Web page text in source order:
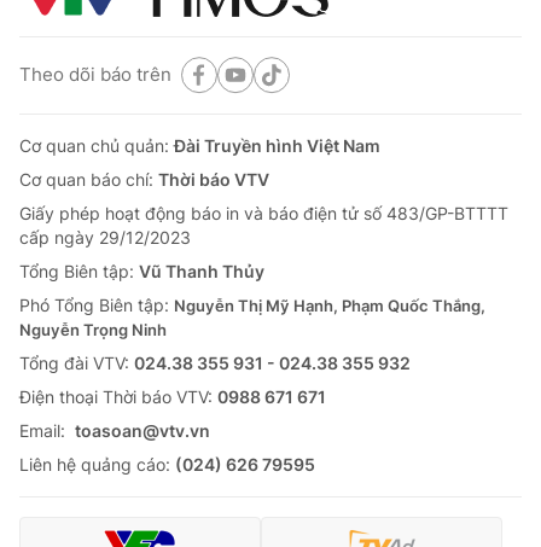
Theo dõi báo trên
Cơ quan chủ quản:Đài Truyền hình Việt Nam
Cơ quan báo chí: Thời báo VTV
Giấy phép hoạt động báo in và báo điện tử số 483/GP-BTTTT
cấp ngày 29/12/2023
Tổng Biên tập: Vũ Thanh Thủy
Phó Tổng Biên tập: Nguyễn Thị Mỹ Hạnh, Phạm Quốc Thắng,
Nguyễn Trọng Ninh
Tổng đài VTV: 024.38 355 931 - 024.38 355 932
Ðiện thoại Thời báo VTV: 0988 671 671
Email: toasoan@vtv.vn
Liên hệ quảng cáo: (024) 626 79595